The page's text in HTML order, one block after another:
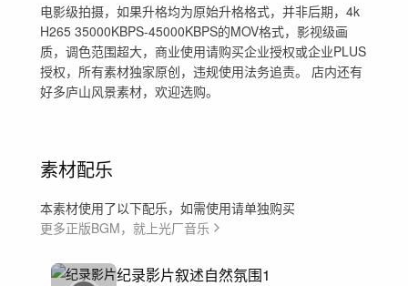
电影级拍摄，如果升格均为原始升格格式，并非后期，4k
H265 35000KBPS-45000KBPS的MOV格式，影视级画
质，调色范围超大，商业使用请购买企业授权或企业PLUS
授权，所有素材独家原创，违规使用法务追责。 店内还有
好多庐山风景素材，欢迎选购。
素材配乐
本素材使用了以下配乐，如需使用请单独购买
更多正版BGM，就上光厂音乐
纪录影片叙述自然氛围1